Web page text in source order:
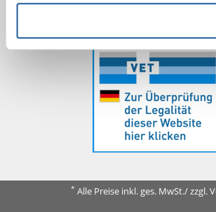
* Alle Preise inkl. ges. MwSt./ zzgl.